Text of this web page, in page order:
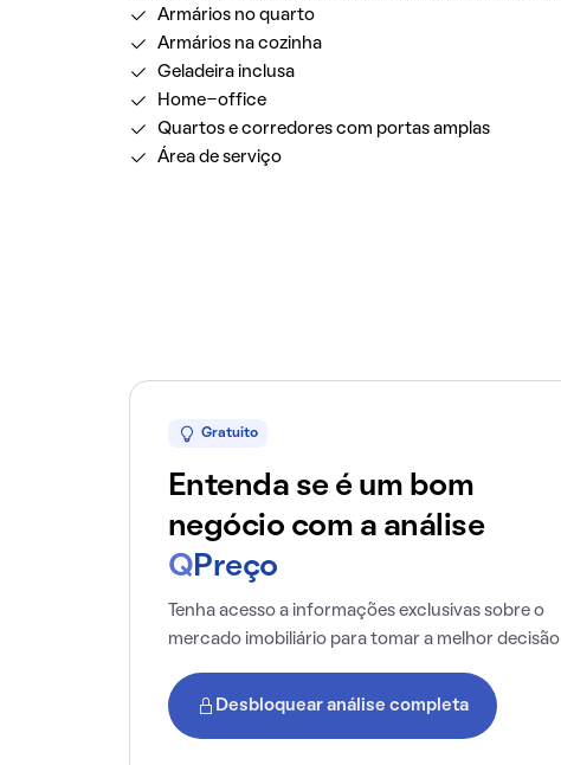
Armários no quarto
Armários na cozinha
Geladeira inclusa
Home-office
Quartos e corredores com portas amplas
Área de serviço
Gratuito
Entenda se é um bom
negócio com a análise
Q Preço
Tenha acesso a informações exclusivas sobre o
mercado imobiliário para tomar a melhor decisão
Desbloquear análise completa